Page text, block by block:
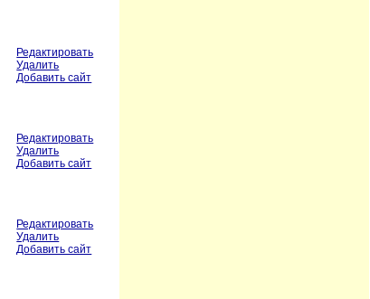
Редактировать
Удалить
Добавить сайт
Редактировать
Удалить
Добавить сайт
Редактировать
Удалить
Добавить сайт